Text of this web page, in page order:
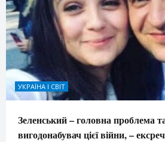
УКРАЇНА І СВІТ
Зеленський – головна проблема
вигодонабувач цієї війни, –